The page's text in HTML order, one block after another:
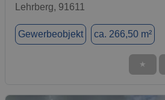
Lehrberg, 91611
Gewerbeobjekt ca. 266,50 m²
★